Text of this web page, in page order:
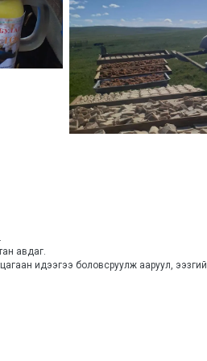
авдаг.
идээгээ боловсруулж ааруул, ээзгий,